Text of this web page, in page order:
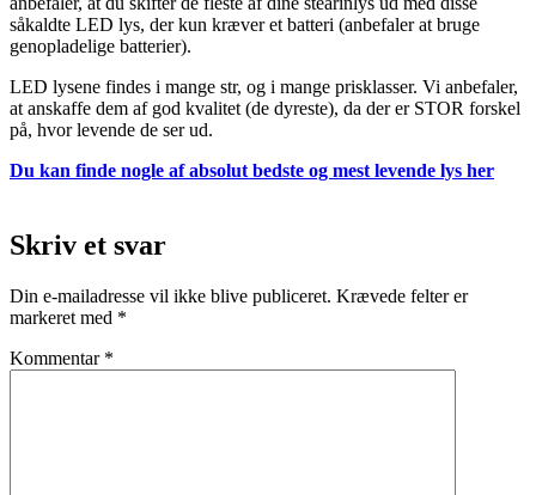
såkaldte LED lys, der kun kræver et batteri (anbefaler at bruge
genopladelige batterier).
LED lysene findes i mange str, og i mange prisklasser. Vi anbefaler,
at anskaffe dem af god kvalitet (de dyreste), da der er STOR forskel
på, hvor levende de ser ud.
Du kan finde nogle af absolut bedste og mest levende lys her
Skriv et svar
Din e-mailadresse vil ikke blive publiceret. Krævede felter er
markeret med *
Kommentar *